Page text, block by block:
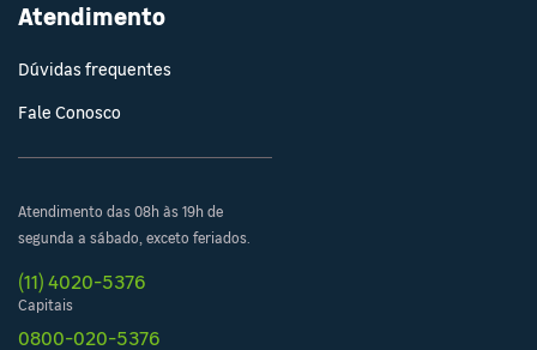
Atendimento
Dúvidas frequentes
Fale Conosco
Atendimento das 08h às 19h de
segunda a sábado, exceto feriados.
(11) 4020-5376
Capitais
0800-020-5376